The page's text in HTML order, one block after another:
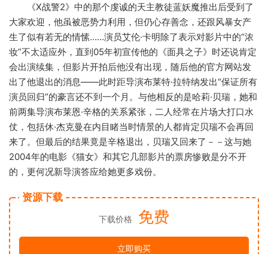
《X战警2》中的那个虔诚的天主教徒蓝妖魔推出后受到了
大家欢迎，他虽被恶势力利用，但仍心存善念，还跟风暴女产
生了似有若无的情愫……演员艾伦·卡明除了表示对影片中的“浓
妆”不太适应外，直到05年初宣传他的《面具之子》时还说肯定
会出演续集，但影片开拍后他没有出现，随后他的官方网站发
出了他退出的消息——此时距导演布莱特·拉特纳发出“保证所有
演员回归”的豪言还不到一个月。与他相反的是哈莉·贝瑞，她和
前两集导演布莱恩·辛格的关系紧张，二人经常在片场大打口水
仗，包括休·杰克曼在内目睹当时情景的人都肯定贝瑞不会再回
来了。但最后的结果竟是辛格退出，贝瑞又回来了－－这与她
2004年的电影《猫女》和其它几部影片的票房惨败是分不开
的，更何况新导演答应给她更多戏份。
资源下载
下载价格 免费
立即购买